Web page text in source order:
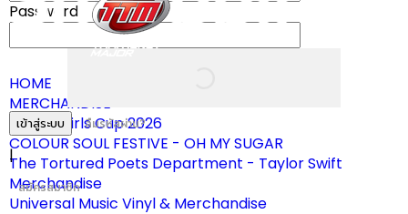
Password
เข้าสู่ระบบ ลืมรหัสผ่าน?
|
สมัครสมาชิก
HOME
MERCHANDISE
ผ้าเชียร์ Girls Cup 2026
COLOUR SOUL FESTIVE - OH MY SUGAR
The Tortured Poets Department - Taylor Swift
Merchandise
Universal Music Vinyl & Merchandise